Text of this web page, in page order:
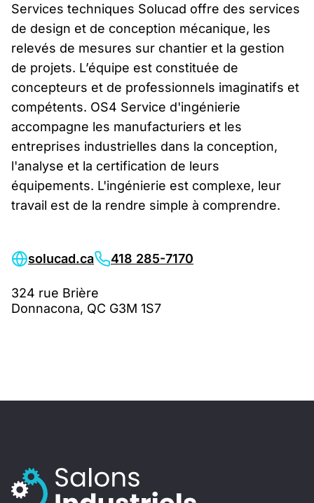
Services techniques Solucad offre des services
de design et de conception mécanique, les
relevés de mesures sur chantier et la gestion
de projets. L’équipe est constituée de
concepteurs et de professionnels imaginatifs et
compétents. OS4 Service d'ingénierie
accompagne les manufacturiers et les
entreprises industrielles dans la conception,
l'analyse et la certification de leurs
équipements. L'ingénierie est complexe, leur
travail est de la rendre simple à comprendre.
solucad.ca 418 285-7170
324 rue Brière
Donnacona, QC G3M 1S7